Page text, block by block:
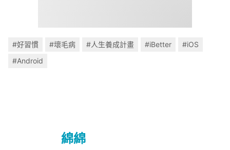
#好習慣 #壞毛病 #人生養成計畫 #iBetter
#iOS
#Android
綿綿